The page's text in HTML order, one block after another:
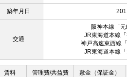
築年月日
交通
阪神本線「
JR東海道本線
神戸高速東西線
JR東海道本線
賃料 管理費/共益費 敷金（保証金）